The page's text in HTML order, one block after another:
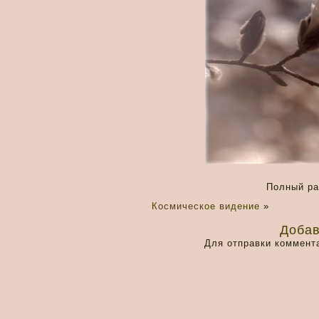
Полный
Космическое видение »
Для отправки